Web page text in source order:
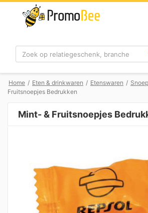
Zoek
Home / Eten & drinkwaren / Etenswaren /
Fruitsnoepjes Bedrukken
Mint- & Fruitsnoepjes